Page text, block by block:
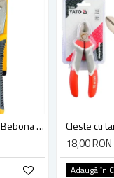
Cleste autoblocant, Bebona HT21010, 250 mm
18,00 RON
Adaugă în